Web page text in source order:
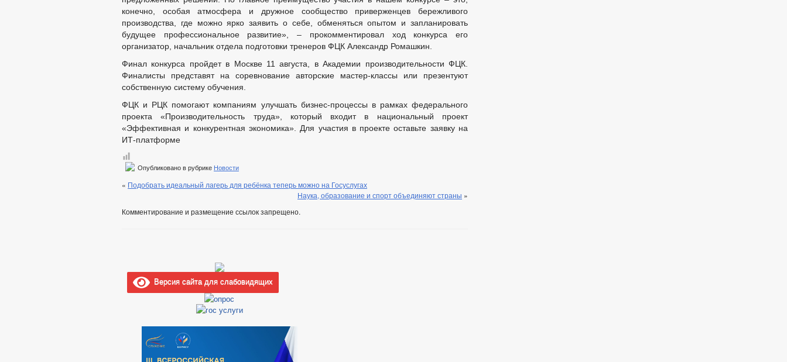
конечно, особая атмосфера и дружное сообщество приверженцев бережливого
производства, где можно ярко заявить о себе, обменяться опытом и запланировать
будущее профессиональное развитие», – прокомментировал ход конкурса его
организатор, начальник отдела подготовки тренеров ФЦК Александр Ромашкин.
Финал конкурса пройдет в Москве 11 августа, в Академии производительности ФЦК.
Финалисты представят на соревнование авторские мастер-классы или презентуют
собственную систему обучения.
ФЦК и РЦК помогают компаниям улучшать бизнес-процессы в рамках федерального
проекта «Производительность труда», который входит в национальный проект
«Эффективная и конкурентная экономика». Для участия в проекте оставьте заявку на
ИТ-платформе
Опубликовано в рубрике Новости
« Подобрать идеальный лагерь для ребёнка теперь можно на Госуслугах
Наука, образование и спорт объединяют страны »
Комментирование и размещение ссылок запрещено.
Версия сайта для слабовидящих